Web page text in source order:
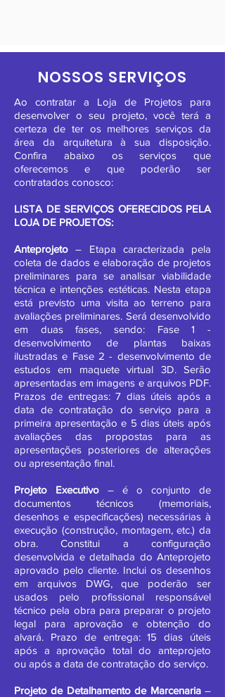
NOSSOS SERVIÇOS
Ao contratar a Loja de Projetos para
desenvolver o seu projeto, você terá a
certeza de ter os melhores serviços da
área da arquitetura à sua disposição.
Confira abaixo os serviços que
oferecemos e que poderão ser
contratados conosco:
LISTA DE SERVIÇOS OFERECIDOS PELA
LOJA DE PROJETOS:
Anteprojeto – Etapa caracterizada pela
coleta de dados e elaboração de projetos
preliminares para se analisar viabilidade
técnica e intenções estéticas. Nesta etapa
está previsto uma visita ao terreno para
avaliações preliminares. Será desenvolvido
em duas fases, sendo: Fase 1 -
desenvolvimento de plantas baixas
ilustradas e Fase 2 - desenvolvimento de
estudos em maquete virtual 3D. Serão
apresentadas em imagens e arquivos PDF.
Prazos de entregas: 7 dias úteis após a
data de contratação do serviço para a
primeira apresentação e 5 dias úteis após
avaliações das propostas para as
apresentações posteriores de alterações
ou apresentação final.
Projeto Executivo – é o conjunto de
documentos técnicos (memoriais,
desenhos e especificações) necessárias à
execução (construção, montagem, etc.) da
obra. Constitui a configuração
desenvolvida e detalhada do Anteprojeto
aprovado pelo cliente. Inclui os desenhos
em arquivos DWG, que poderão ser
usados pelo profissional responsável
técnico pela obra para preparar o projeto
legal para aprovação e obtenção do
alvará. Prazo de entrega: 15 dias úteis
após a aprovação total do anteprojeto
ou após a data de contratação do serviço.
Projeto de Detalhamento de Marcenaria–